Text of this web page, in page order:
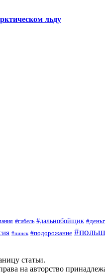
льду
#гибель #дальнобойщик
#пинск #подорожание
статьи.
на авторство